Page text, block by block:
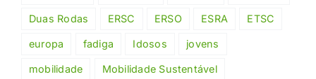
Duas Rodas ERSC ERSO ESRA ETSC
europa fadiga Idosos jovens
mobilidade Mobilidade Sustentável